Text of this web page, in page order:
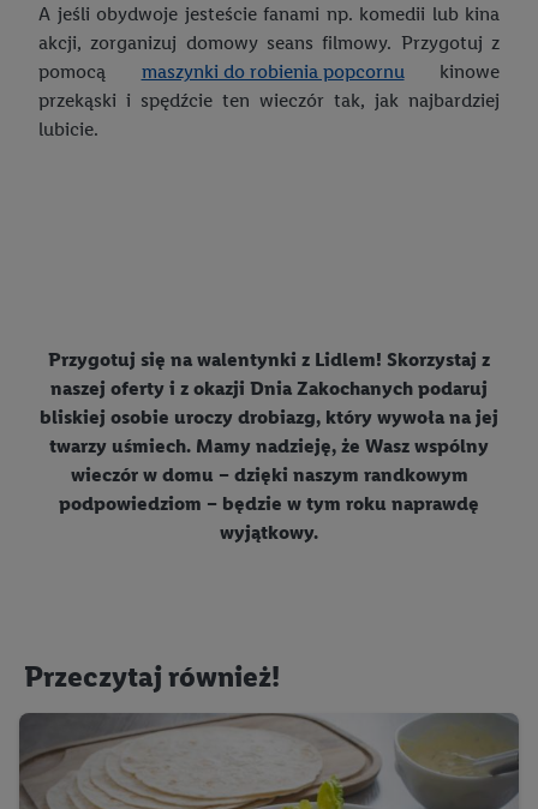
A jeśli obydwoje jesteście fanami np. komedii lub kina
akcji, zorganizuj domowy seans filmowy. Przygotuj z
pomocą maszynki do robienia popcornu kinowe
przekąski i spędźcie ten wieczór tak, jak najbardziej
lubicie.
Przygotuj się na walentynki z Lidlem! Skorzystaj z
naszej oferty i z okazji Dnia Zakochanych podaruj
bliskiej osobie uroczy drobiazg, który wywoła na jej
twarzy uśmiech. Mamy nadzieję, że Wasz wspólny
wieczór w domu – dzięki naszym randkowym
podpowiedziom – będzie w tym roku naprawdę
wyjątkowy.
Przeczytaj również!
Lidl Plus, możemy również użyć podanego tam adresu e-mail
jako współadministratorzy - wspólnie z jednym z wyżej
wymienionych partnerów w celu utworzenia specjalnego
identyfikatora internetowego (tzw. EUID), który możemy
następnie wykorzystać w podobny sposób jak poniżej opisany
Użytkownik upoważnia również firmę Utiq oraz operatora
siecitelekomunikacyjnejdo korzystania z technologii Utiq w
usługach Lidl. Utiq najpierw sprawdzi, czy technologia jest
dostępna dla użytkownika przy użyciu jego adresu IP. Jeśli
tak, Utiq udostępni adres IP użytkownika operatorowi sieci,
który utworzy identyfikator dla Utiq przy użyciu adresu IP i
numeru referencyjnego konta klienta, takiego jak numer
wykorzystywana do rozpoznawania użytkownika w usługach
obsługiwanych przez podmioty trzecie, abyśmy mogli
wyświetlać mu tam spersonalizowane reklamy. Zgodę na
korzystanie z technologii Utiq można wycofać w dowolnym
momencie za pośrednictwem portalu ochronydanych Utiq